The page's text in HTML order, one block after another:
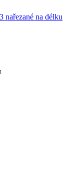
nařezané na délku